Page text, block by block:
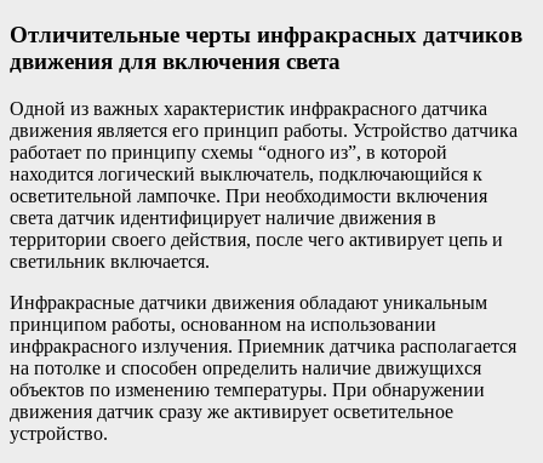
Отличительные черты инфракрасных датчиков
движения для включения света
Одной из важных характеристик инфракрасного датчика
движения является его принцип работы. Устройство датчика
работает по принципу схемы “одного из”, в которой
находится логический выключатель, подключающийся к
осветительной лампочке. При необходимости включения
света датчик идентифицирует наличие движения в
территории своего действия, после чего активирует цепь и
светильник включается.
Инфракрасные датчики движения обладают уникальным
принципом работы, основанном на использовании
инфракрасного излучения. Приемник датчика располагается
на потолке и способен определить наличие движущихся
объектов по изменению температуры. При обнаружении
движения датчик сразу же активирует осветительное
устройство.